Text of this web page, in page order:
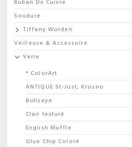
Ruban De Cuivre
Soudure
Tiffany Worden
Veilleuse & Accessoire
Verre
* ColorArt
ANTIQUE St-Just, Krosno
Bullseye
Clair texturé
English Muffle
Glue Chip Coloré